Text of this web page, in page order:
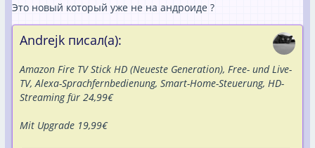
Это новый который уже не на андроиде ?
Andrejk писал(а):
Amazon Fire TV Stick HD (Neueste Generation), Free- und Live-
TV, Alexa-Sprachfernbedienung, Smart-Home-Steuerung, HD-
Streaming für 24,99€
Mit Upgrade 19,99€